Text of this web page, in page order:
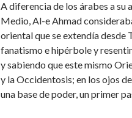
A diferencia de los árabes a
Medio, Al-e Ahmad
oriental que se extendía desde
fanatismo e hipérbole y
y sabiendo que este mismo
y la Occidentosis; en los ojos
una base de poder, un primer